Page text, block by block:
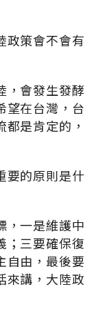
政策會不會有
，會發生發酵
望在台灣，台
是肯定的，
要的原則是什
，一是維護中
；三要確保復
自由，最後要
來講，大陸政